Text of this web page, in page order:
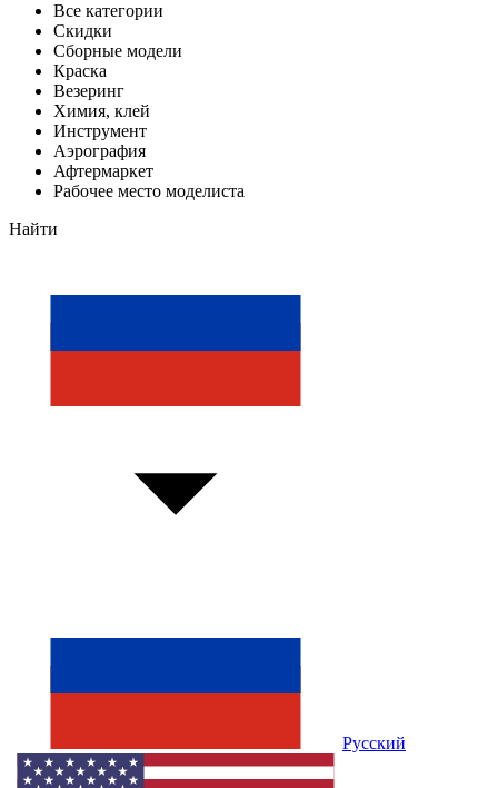
Все категории
Скидки
Сборные модели
Краска
Везеринг
Химия, клей
Инструмент
Аэрография
Афтермаркет
Рабочее место моделиста
Найти
Русский